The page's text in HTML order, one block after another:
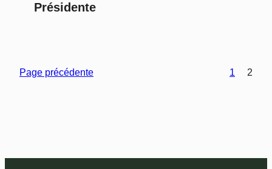
Présidente
Page précédente 1 2